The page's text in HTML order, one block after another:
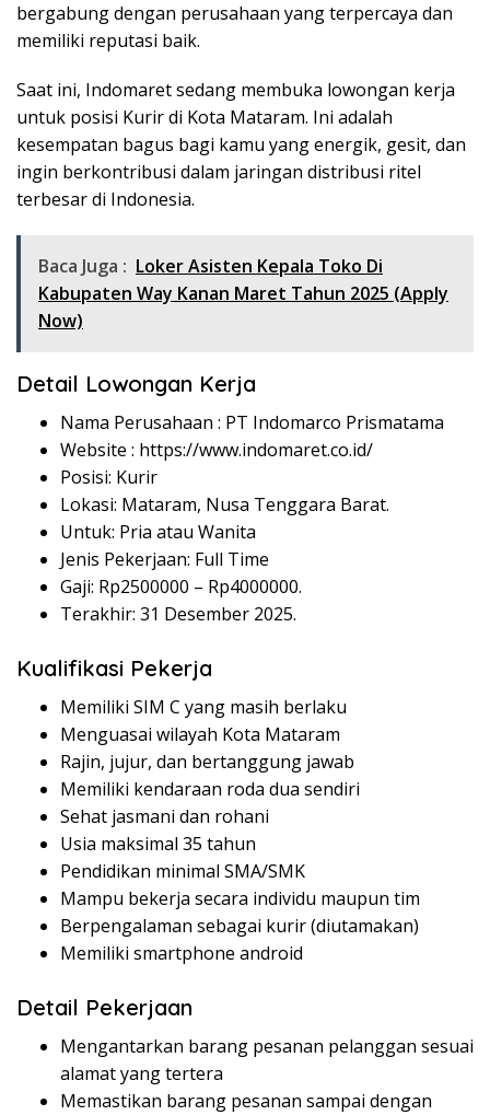
bergabung dengan perusahaan yang terpercaya dan
memiliki reputasi baik.
Saat ini, Indomaret sedang membuka lowongan kerja
untuk posisi Kurir di Kota Mataram. Ini adalah
kesempatan bagus bagi kamu yang energik, gesit, dan
ingin berkontribusi dalam jaringan distribusi ritel
terbesar di Indonesia.
Baca Juga : Loker Asisten Kepala Toko Di
Kabupaten Way Kanan Maret Tahun 2025 (Apply
Now)
Detail Lowongan Kerja
Nama Perusahaan : PT Indomarco Prismatama
Website : https://www.indomaret.co.id/
Posisi: Kurir
Lokasi: Mataram, Nusa Tenggara Barat.
Untuk: Pria atau Wanita
Jenis Pekerjaan: Full Time
Gaji: Rp2500000 – Rp4000000.
Terakhir: 31 Desember 2025.
Kualifikasi Pekerja
Memiliki SIM C yang masih berlaku
Menguasai wilayah Kota Mataram
Rajin, jujur, dan bertanggung jawab
Memiliki kendaraan roda dua sendiri
Sehat jasmani dan rohani
Usia maksimal 35 tahun
Pendidikan minimal SMA/SMK
Mampu bekerja secara individu maupun tim
Berpengalaman sebagai kurir (diutamakan)
Memiliki smartphone android
Detail Pekerjaan
Mengantarkan barang pesanan pelanggan sesuai
alamat yang tertera
Memastikan barang pesanan sampai dengan